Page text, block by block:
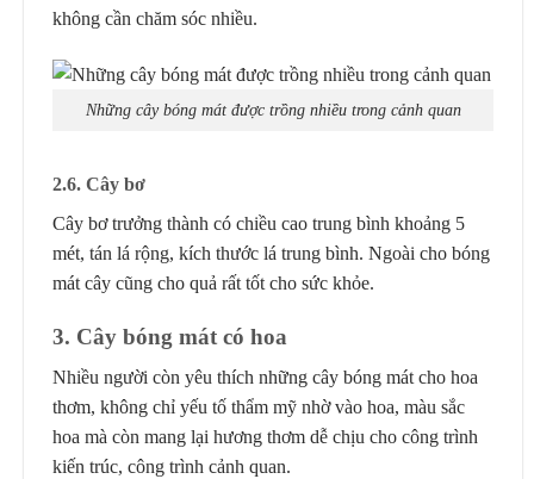
không cần chăm sóc nhiều.
Những cây bóng mát được trồng nhiều trong cảnh quan
2.6. Cây bơ
Cây bơ trưởng thành có chiều cao trung bình khoảng 5
mét, tán lá rộng, kích thước lá trung bình. Ngoài cho bóng
mát cây cũng cho quả rất tốt cho sức khỏe.
3. Cây bóng mát có hoa
Nhiều người còn yêu thích những cây bóng mát cho hoa
thơm, không chỉ yếu tố thẩm mỹ nhờ vào hoa, màu sắc
hoa mà còn mang lại hương thơm dễ chịu cho công trình
kiến trúc, công trình cảnh quan.